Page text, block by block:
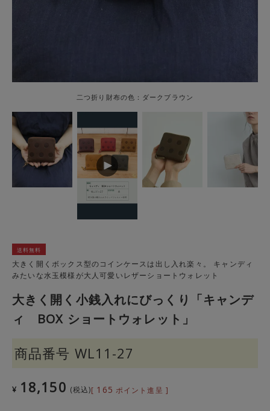
二つ折り財布の色：ダークブラウン
送料無料
大きく開くボックス型のコインケースは出し入れ楽々。 キャンディ
みたいな水玉模様が大人可愛いレザーショートウォレット
大きく開く小銭入れにびっくり「キャンデ
ィ BOX ショートウォレット」
商品番号 WL11-27
¥ 18,150 税込 [ 165 ポイント進呈 ]